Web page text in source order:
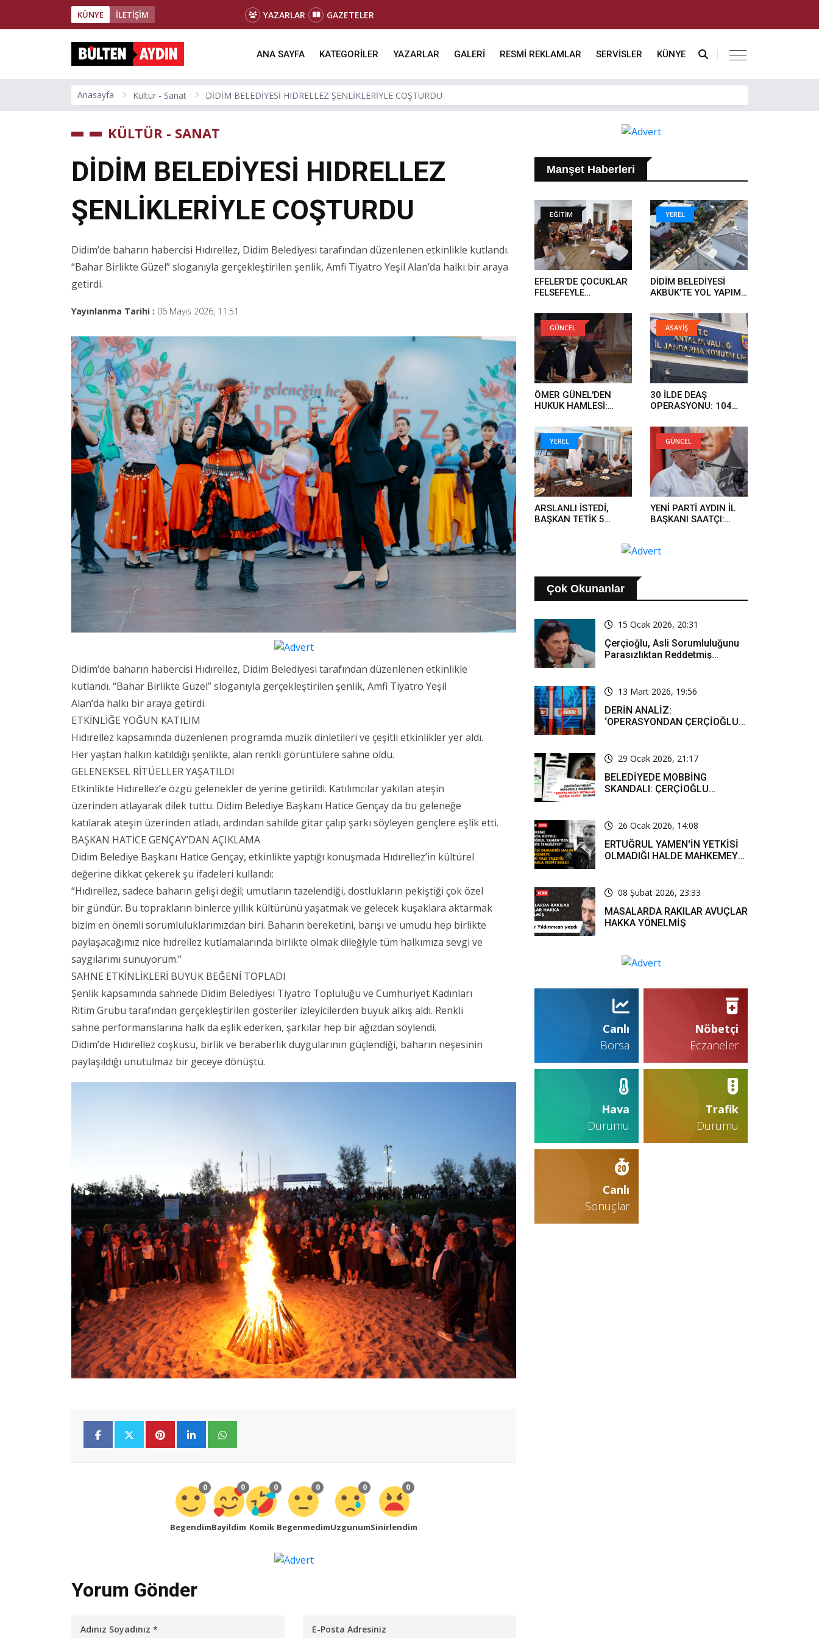
KÜNYE İLETİŞİM YAZARLAR GAZETELER
ANA SAYFA KATEGORİLER YAZARLAR GALERİ RESMİ REKLAMLAR SERVİSLER KÜNYE
Anasayfa Kültür - Sanat DİDİM BELEDİYESİ HIDRELLEZ ŞENLİKLERİYLE COŞTURDU
KÜLTÜR - SANAT
DİDİM BELEDİYESİ HIDRELLEZ
ŞENLİKLERİYLE COŞTURDU
Didim’de baharın habercisi Hıdırellez, Didim Belediyesi tarafından düzenlenen etkinlikle kutlandı.
“Bahar Birlikte Güzel” sloganıyla gerçekleştirilen şenlik, Amfi Tiyatro Yeşil Alan’da halkı bir araya
getirdi.
Yayınlanma Tarihi : 06 Mayıs 2026, 11:51
Didim’de baharın habercisi Hıdırellez, Didim Belediyesi tarafından düzenlenen etkinlikle
kutlandı. “Bahar Birlikte Güzel” sloganıyla gerçekleştirilen şenlik, Amfi Tiyatro Yeşil
Alan’da halkı bir araya getirdi.
ETKİNLİĞE YOĞUN KATILIM
Hıdırellez kapsamında düzenlenen programda müzik dinletileri ve çeşitli etkinlikler yer aldı.
Her yaştan halkın katıldığı şenlikte, alan renkli görüntülere sahne oldu.
GELENEKSEL RİTÜELLER YAŞATILDI
Etkinlikte Hıdırellez’e özgü gelenekler de yerine getirildi. Katılımcılar yakılan ateşin
üzerinden atlayarak dilek tuttu. Didim Belediye Başkanı Hatice Gençay da bu geleneğe
katılarak ateşin üzerinden atladı, ardından sahilde gitar çalıp şarkı söyleyen gençlere eşlik etti.
BAŞKAN HATİCE GENÇAY’DAN AÇIKLAMA
Didim Belediye Başkanı Hatice Gençay, etkinlikte yaptığı konuşmada Hıdırellez’in kültürel
değerine dikkat çekerek şu ifadeleri kullandı:
“Hıdırellez, sadece baharın gelişi değil; umutların tazelendiği, dostlukların pekiştiği çok özel
bir gündür. Bu toprakların binlerce yıllık kültürünü yaşatmak ve gelecek kuşaklara aktarmak
bizim en önemli sorumluluklarımızdan biri. Baharın bereketini, barışı ve umudu hep birlikte
paylaşacağımız nice hıdrellez kutlamalarında birlikte olmak dileğiyle tüm halkımıza sevgi ve
saygılarımı sunuyorum.”
SAHNE ETKİNLİKLERİ BÜYÜK BEĞENİ TOPLADI
Şenlik kapsamında sahnede Didim Belediyesi Tiyatro Topluluğu ve Cumhuriyet Kadınları
Ritim Grubu tarafından gerçekleştirilen gösteriler izleyicilerden büyük alkış aldı. Renkli
sahne performanslarına halk da eşlik ederken, şarkılar hep bir ağızdan söylendi.
Didim’de Hıdırellez coşkusu, birlik ve beraberlik duygularının güçlendiği, baharın neşesinin
paylaşıldığı unutulmaz bir geceye dönüştü.
0
Begendim
0
Bayildim
0
Komik
0
Begenmedim
0
Uzgunum
0
Sinirlendim
Yorum Gönder
Manşet Haberleri
EĞİTİM
EFELER’DE ÇOCUKLAR
FELSEFEYLE
ÖĞRENİYOR..
YEREL
DİDİM BELEDİYESİ
AKBÜK'TE YOL YAPIM
GENİŞLETİYOR..
GÜNCEL
ÖMER GÜNEL'DEN
HUKUK HAMLESİ:
ETKİLEMEYE
ÇALIŞANLAR HUKUK
ÖNÜNDE HESAP
VERECEK..
ASAYİŞ
30 İLDE DEAŞ
OPERASYONU: 104
YEREL
ARSLANLI İSTEDİ,
BAŞKAN TETİK 5
GÜNCEL
YENİ PARTİ AYDIN İL
BAŞKANI SAATÇI:
Çok Okunanlar
15 Ocak 2026, 20:31
Çerçioğlu, Asli Sorumluluğunu
Parasızlıktan Reddetmiş…
13 Mart 2026, 19:56
DERİN ANALİZ:
‘OPERASYONDAN ÇERÇİOĞLU
MUCİZE’
29 Ocak 2026, 21:17
BELEDİYEDE MOBBİNG
SKANDALI: ÇERÇİOĞLU
26 Ocak 2026, 14:08
ERTUĞRUL YAMEN'İN YETKİSİ
OLMADIĞI HALDE MAHKEMEYE
08 Şubat 2026, 23:33
MASALARDA RAKILAR AVUÇLAR
HAKKA YÖNELMİŞ
Canlı
Borsa
Nöbetçi
Eczaneler
Hava
Durumu
Trafik
Durumu
Canlı
Sonuçlar